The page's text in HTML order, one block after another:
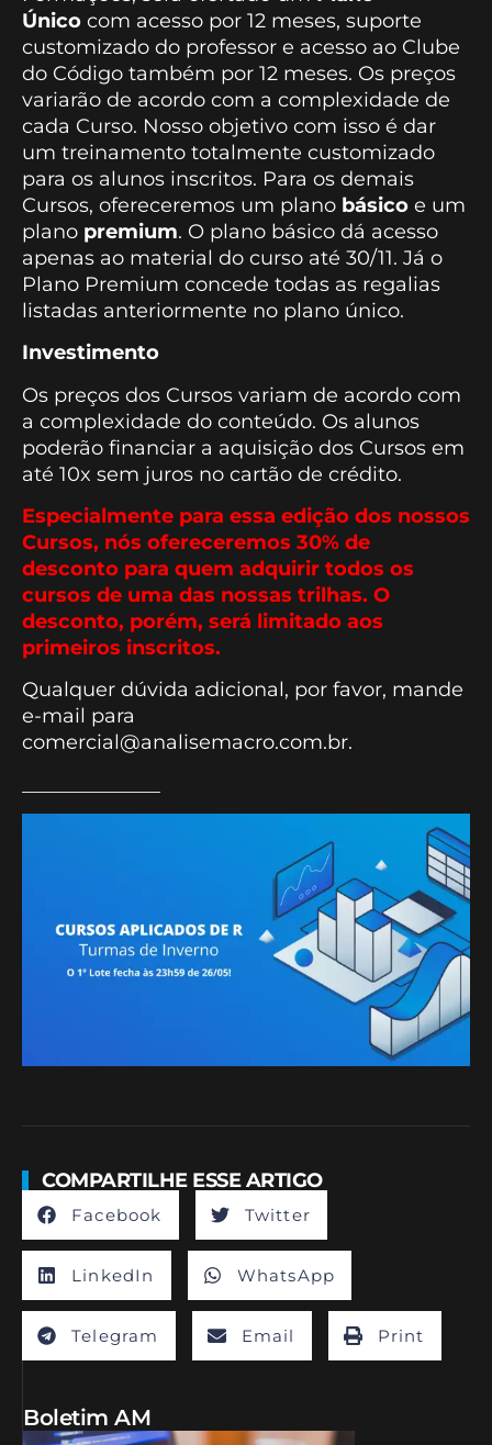
Único com acesso por 12 meses, suporte
customizado do professor e acesso ao Clube
do Código também por 12 meses. Os preços
variarão de acordo com a complexidade de
cada Curso. Nosso objetivo com isso é dar
um treinamento totalmente customizado
para os alunos inscritos. Para os demais
Cursos, ofereceremos um plano básico e um
plano premium. O plano básico dá acesso
apenas ao material do curso até 30/11. Já o
Plano Premium concede todas as regalias
listadas anteriormente no plano único.
Investimento
Os preços dos Cursos variam de acordo com
a complexidade do conteúdo. Os alunos
poderão financiar a aquisição dos Cursos em
até 10x sem juros no cartão de crédito.
Especialmente para essa edição dos nossos
Cursos, nós ofereceremos 30% de
desconto para quem adquirir todos os
cursos de uma das nossas trilhas. O
desconto, porém, será limitado aos
primeiros inscritos.
Qualquer dúvida adicional, por favor, mande
e-mail para
comercial@analisemacro.com.br.
COMPARTILHE ESSE ARTIGO
Facebook Twitter
LinkedIn WhatsApp
Telegram Email Print
Boletim AM